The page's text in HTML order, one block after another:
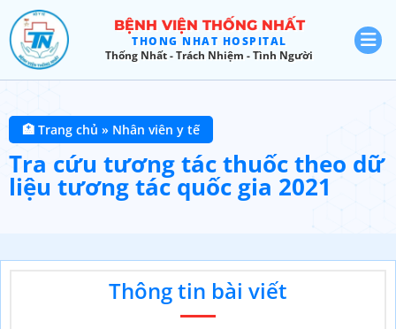
BỆNH VIỆN THỐNG NHẤT
THONG NHAT HOSPITAL
Thống Nhất - Trách Nhiệm - Tình Người
🏥 Trang chủ » Nhân viên y tế
Tra cứu tương tác thuốc theo dữ
liệu tương tác quốc gia 2021
Thông tin bài viết